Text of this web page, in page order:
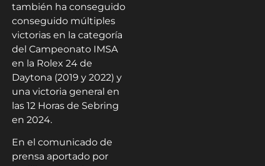
también ha conseguido
conseguido múltiples
victorias en la categoría
del Campeonato IMSA
en la Rolex 24 de
Daytona (2019 y 2022) y
una victoria general en
las 12 Horas de Sebring
en 2024.
En el comunicado de
prensa aportado por